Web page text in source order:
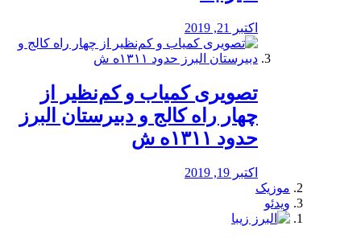
اکتبر 21, 2019
️تصویری کمیاب و کم‌نظیر از
چهار راه كالج و دبيرستان البرز
حدود ۱۳۱۱ه ش
اکتبر 19, 2019
موزیک
ویدئو